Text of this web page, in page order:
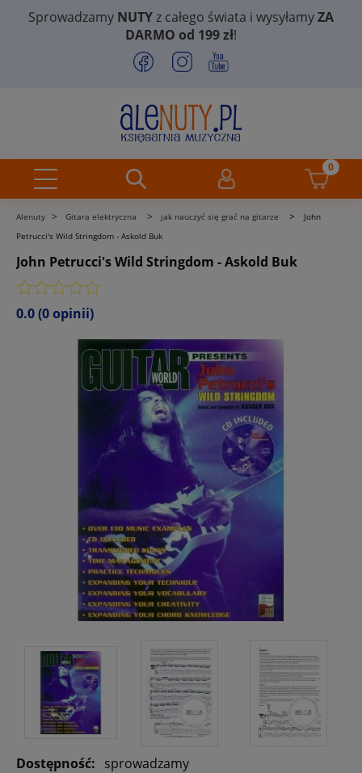
Sprowadzamy NUTYz całego świata i wysyłamyZA
DARMO od 199 zł!
Alenuty > Gitara elektryczna > jak nauczyć się grać na gitarze >
John
Petrucci's Wild Stringdom - Askold Buk
John Petrucci's Wild Stringdom - Askold Buk
0.0(0 opinii)
Dostępność: sprowadzamy